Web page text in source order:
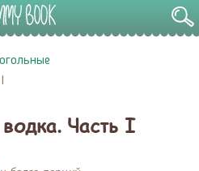
Часть I